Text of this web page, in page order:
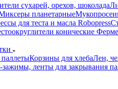
сухарей, орехов, шоколада
планетарные
для теста и масла Robopress
конические
Корзины для хлебаЛен,
зажимы, ленты для закрывания